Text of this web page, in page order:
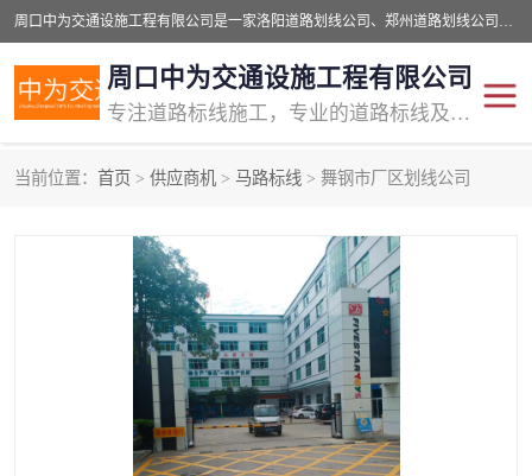
周口中为交通设施工程有限公司是一家洛阳道路划线公司、郑州道路划线公司、平顶山道路车位划线公司、开封车位划线公司、许昌道路车位划线公司、漯河道路车位划线公司，公司始终坚持“诚信、匠心、专注”的宗旨；我们的经营理念是：的服务。
周口中为交通设施工程有限公司
专注道路标线施工，专业的道路标线及交通设施施工服务商!
当前位置： 首页 > 供应商机 > 马路标线 > 舞钢市厂区划线公司
道路标线划线 马路标线
道路划线